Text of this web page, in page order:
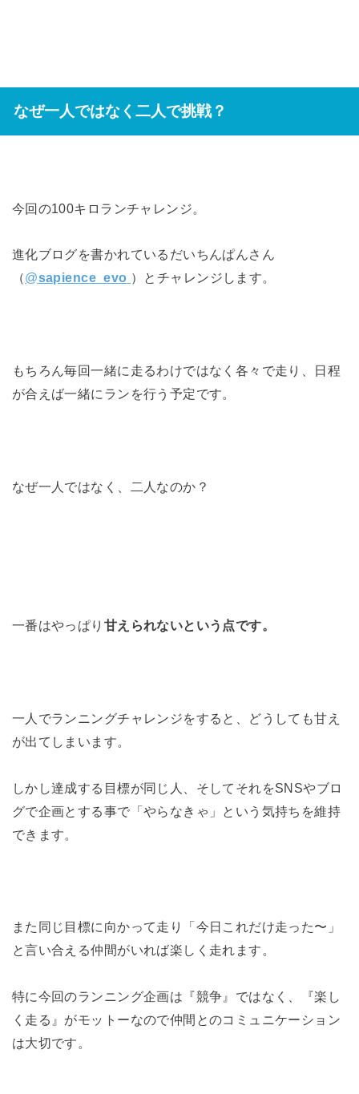
なぜ一人ではなく二人で挑戦？
今回の100キロランチャレンジ。
進化ブログを書かれているだいちんぱんさん
（@sapience_evo ）とチャレンジします。
もちろん毎回一緒に走るわけではなく各々で走り、日程
が合えば一緒にランを行う予定です。
なぜ一人ではなく、二人なのか？
一番はやっぱり 甘えられないという点です。
一人でランニングチャレンジをすると、どうしても甘え
が出てしまいます。
しかし達成する目標が同じ人、そしてそれをSNSやブロ
グで企画とする事で「やらなきゃ」という気持ちを維持
できます。
また同じ目標に向かって走り「今日これだけ走った〜」
と言い合える仲間がいれば楽しく走れます。
特に今回のランニング企画は『競争』ではなく、『楽し
く走る』がモットーなので仲間とのコミュニケーション
は大切です。